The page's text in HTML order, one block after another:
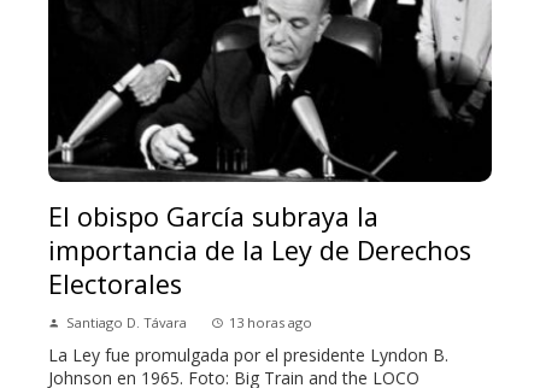
El obispo García subraya la
importancia de la Ley de Derechos
Electorales
Santiago D. Távara 13 horas ago
La Ley fue promulgada por el presidente Lyndon B.
Johnson en 1965. Foto: Big Train and the LOCO